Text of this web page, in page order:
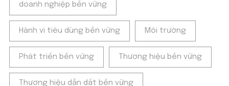
doanh nghiệp bền vững
Hành vi tiêu dùng bền vững Môi trường
Phát triển bền vững Thương hiệu bền vững
Thương hiệu dẫn dắt bền vững